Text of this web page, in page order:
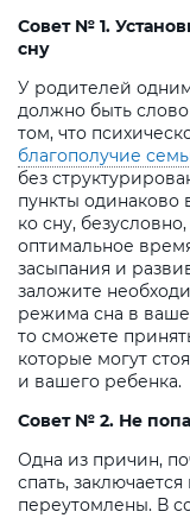
Совет № 1.
сну
У родителей
должно быть
том, что
благополучие
без
пункты одинаково
ко сну,
оптимальное
засыпания и
заложите
режима сна в
то сможете
которые могут
и вашего ребенка.
Совет № 2. Не
Одна из причин,
спать,
переутомлены. В